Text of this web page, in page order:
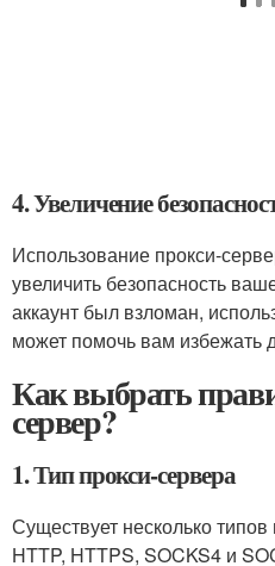
4. Увеличение
Использование прокси-
увеличить безопасность
аккаунт был взломан,
может помочь вам избежать
Как выбрать
сервер?
1. Тип прокси-сервера
Существует несколько
HTTP, HTTPS, SOCKS4 и